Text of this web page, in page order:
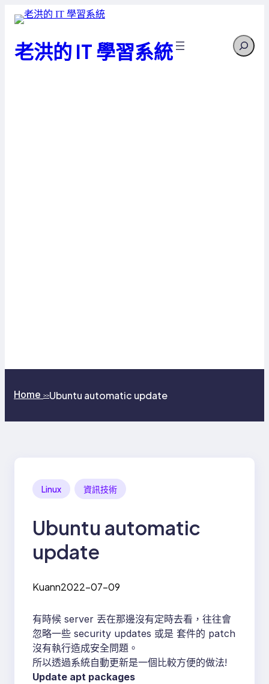
老洪的 IT 學習系統 Search
Home >>Ubuntu automatic update
Linux 資訊技術
Ubuntu automatic
update
Kuann2022-07-09
有時候 server 丟在那邊沒有定時去看，往往會
忽略一些 security updates 或是 套件的 patch
沒有執行造成安全問題。
所以透過系統自動更新是一個比較方便的做法!
Update apt packages